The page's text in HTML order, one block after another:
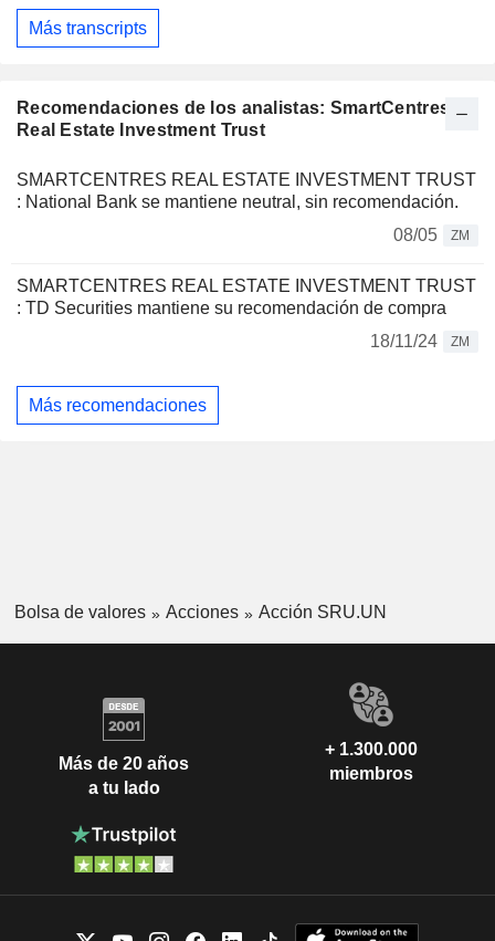
Más transcripts
Recomendaciones de los analistas: SmartCentres
Real Estate Investment Trust
SMARTCENTRES REAL ESTATE INVESTMENT TRUST
: National Bank se mantiene neutral, sin recomendación.
08/05
ZM
SMARTCENTRES REAL ESTATE INVESTMENT TRUST
: TD Securities mantiene su recomendación de compra
18/11/24
ZM
Más recomendaciones
Bolsa de valores Acciones Acción SRU.UN
Más de 20 años
a tu lado
+ 1.300.000
miembros